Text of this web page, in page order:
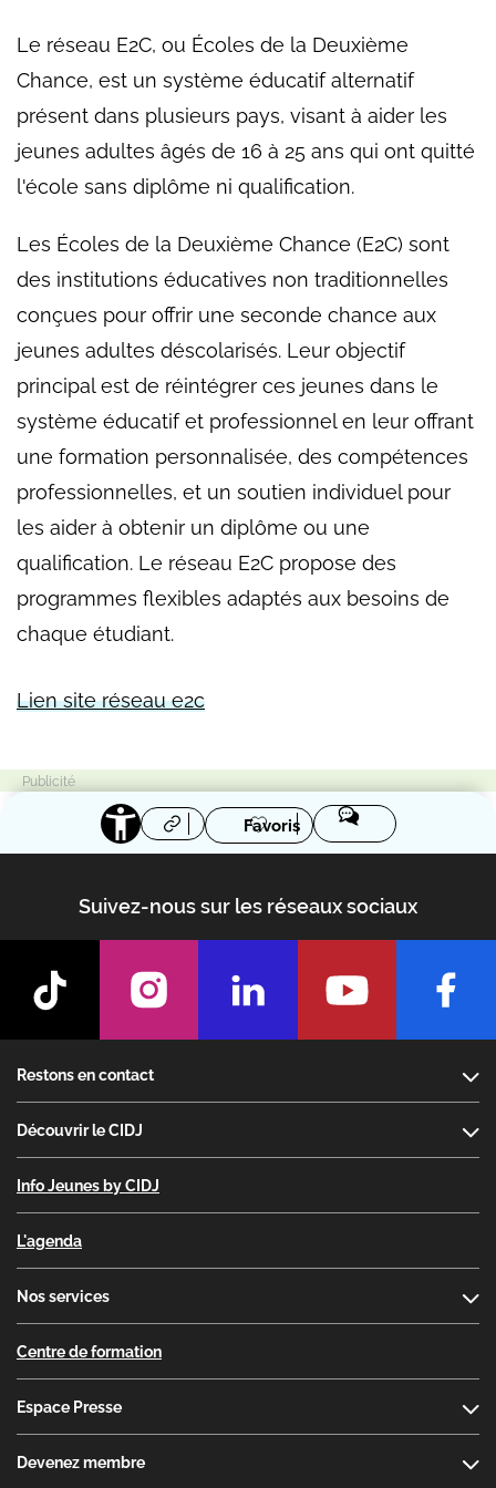
Le réseau E2C, ou Écoles de la Deuxième
Chance, est un système éducatif alternatif
présent dans plusieurs pays, visant à aider les
jeunes adultes âgés de 16 à 25 ans qui ont quitté
l'école sans diplôme ni qualification.
Les Écoles de la Deuxième Chance (E2C) sont
des institutions éducatives non traditionnelles
conçues pour offrir une seconde chance aux
jeunes adultes déscolarisés. Leur objectif
principal est de réintégrer ces jeunes dans le
système éducatif et professionnel en leur offrant
une formation personnalisée, des compétences
professionnelles, et un soutien individuel pour
les aider à obtenir un diplôme ou une
qualification. Le réseau E2C propose des
programmes flexibles adaptés aux besoins de
chaque étudiant.
Lien site réseau e2c
Favoris
Suivez-nous sur les réseaux sociaux
Restons en contact
Découvrir le CIDJ
Info Jeunes by CIDJ
L'agenda
Nos services
Centre de formation
Espace Presse
Devenez membre